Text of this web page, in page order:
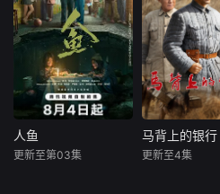
在看什么啊，GEL
BOY，是在想念彼
此吗？ 当两对情侣
—— ‘CHIAN（Pip
e Monthapoom）’
- ‘FOU4MOD（Ne
w Chayapak）’ 以
及 ‘BAABIN（PJ M
ahidol）’ - ‘BUA
在看什么
GELBOY，
念彼此吗？
情侣
（
m）’-
（
k）’以及
（PJMahidol）
人鱼
人鱼
更新至第03集
马背上的
马背上的银行
更新至4集